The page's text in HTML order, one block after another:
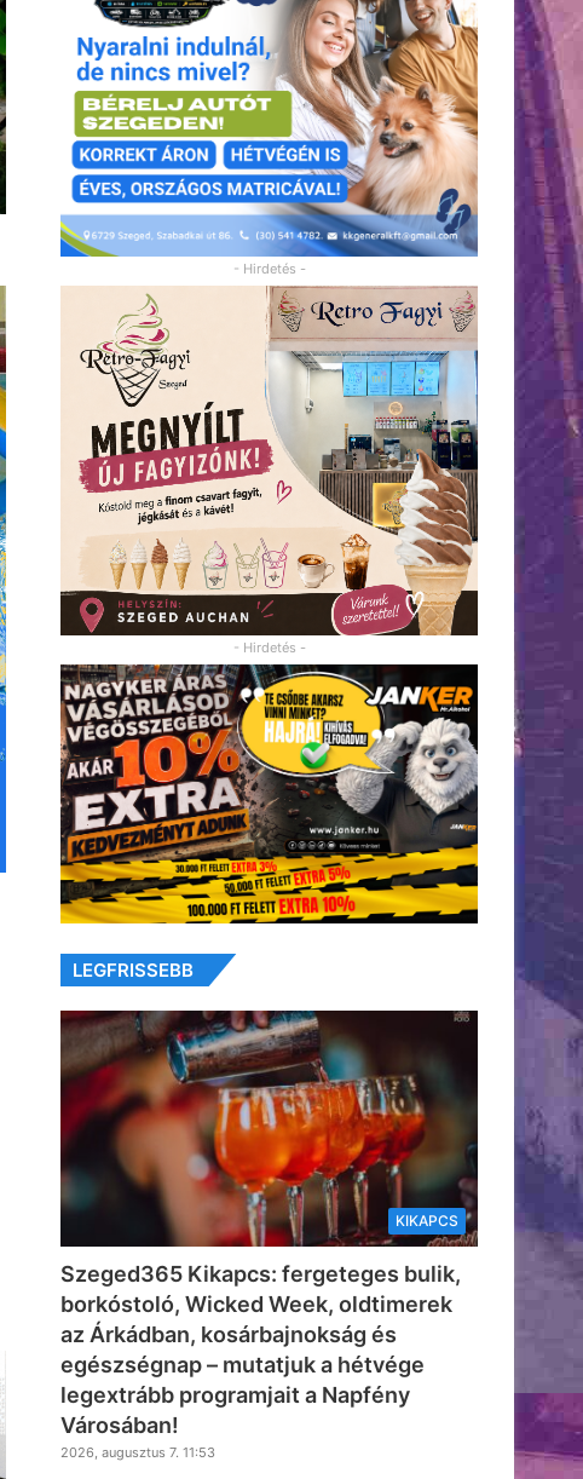
- Hirdetés -
- Hirdetés -
LEGFRISSEBB
KIKAPCS
Szeged365 Kikapcs: fergeteges bulik,
borkóstoló, Wicked Week, oldtimerek
az Árkádban, kosárbajnokság és
egészségnap – mutatjuk a hétvége
legextrább programjait a Napfény
Városában!
2026, augusztus 7. 11:53